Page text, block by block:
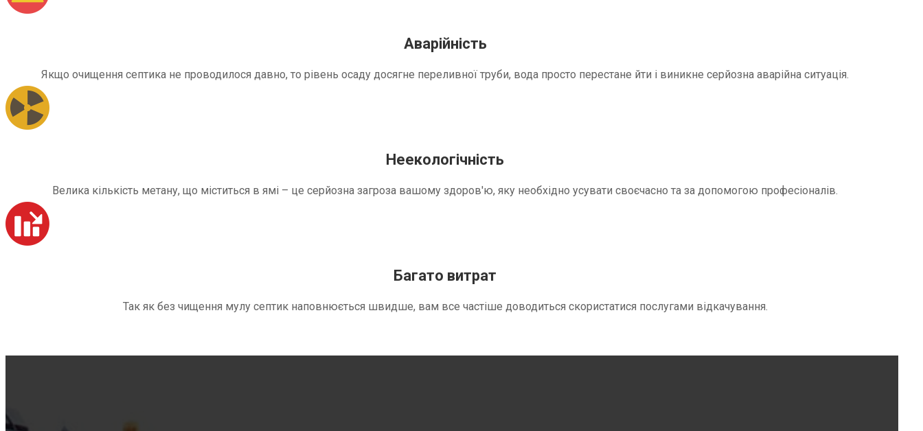
Аварійність
Якщо очищення септика не проводилося давно, то рівень осаду досягне переливної труби, вода просто перестане йти і виникне серйозна аварійна ситуація.
Неекологічність
Велика кількість метану, що міститься в ямі – це серйозна загроза вашому здоров'ю, яку необхідно усувати своєчасно та за допомогою професіоналів.
Багато витрат
Так як без чищення мулу септик наповнюється швидше, вам все частіше доводиться скористатися послугами відкачування.